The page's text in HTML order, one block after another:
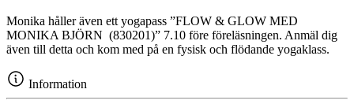
Monika håller även ett yogapass ”FLOW & GLOW MED
MONIKA BJÖRN (830201)” 7.10 före föreläsningen. Anmäl dig
även till detta och kom med på en fysisk och flödande yogaklass.
Information